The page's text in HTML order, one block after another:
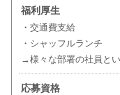
福利厚生
・交通費支給
・シャッフルランチ
→様々な部署の社員と
応募資格